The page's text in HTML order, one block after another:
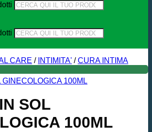
CARE / INTIMITA' / CURA INTIMA
SOL
100ML